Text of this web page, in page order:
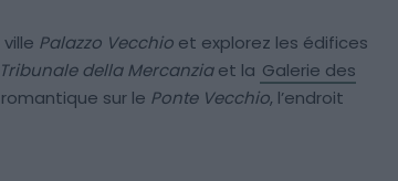
Palazzo Vecchio et explorez les édifices
della Mercanziaet la Galerie des
sur le Ponte Vecchio, l’endroit